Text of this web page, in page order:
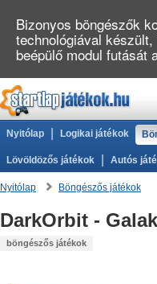
Nyitólap Logikai játékok
Lövöldözős játékok Autós
Nyitólap Böngészős játékok
böngészős játékok
Bizonyos böngészők
technológiával
beépülő modul futását